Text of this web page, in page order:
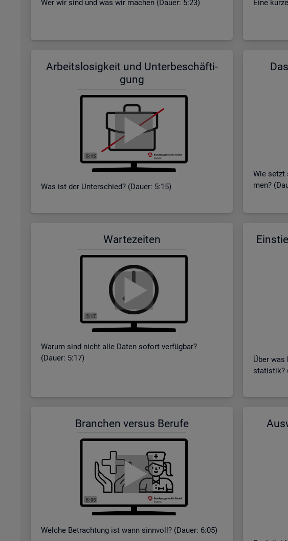
Wer wir sind und was wir ma­chen (Dauer: 5:23) Eine
Ar­beits­lo­sig­keit und Un­ter­be­schäf­ti­
gung
Was ist der Un­ter­schied? (Dauer: 5:15)
Wie setzt
men?
War­te­zei­ten
Warum sind nicht alle Daten so­fort ver­füg­bar?
(Dauer: 5:17)
Über
sta­tis­tik?
Bran­chen ver­sus Be­ru­fe
Wel­che Be­trach­tung ist wann sinn­voll? (Dauer: 6:05)